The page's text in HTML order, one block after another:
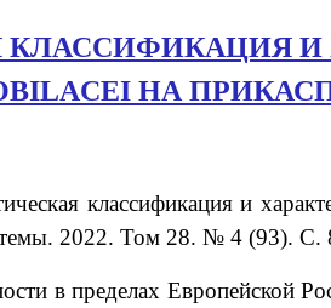
И
НА
классификация и
2022. Том 28. № 4 (93). С.
в пределах Европейской